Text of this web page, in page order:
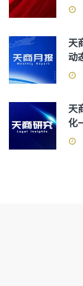
天
动
天
化
构